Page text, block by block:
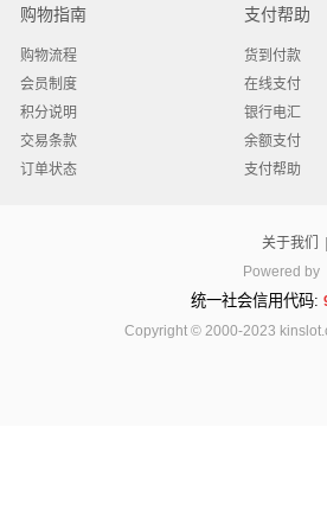
购物指南
购物流程
会员制度
积分说明
交易条款
订单状态
支付帮助
货到付款
在线支付
银行电汇
余额支付
支付帮助
关于我们
Powered by
统一社会信用代码:
Copyright © 2000-2023